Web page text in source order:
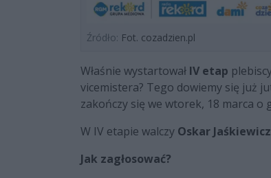
Źródło: Fot. cozadzien.pl
Właśnie wystartował IV etap
vicemistera? Tego dowiemy się już
zakończy się we wtorek, 18 marca o
W IV etapie walczy Oskar
Jak zagłosować?